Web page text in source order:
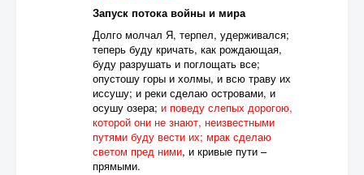
Запуск потока войны и мира
Долго молчал Я, терпел, удерживался;
теперь буду кричать, как рождающая,
буду разрушать и поглощать все;
опустошу горы и холмы, и всю траву их
иссушу; и реки сделаю островами, и
осушу озера; и поведу слепых дорогою,
которой они не знают, неизвестными
путями буду вести их; мрак сделаю
светом пред ними, и кривые пути –
прямыми.